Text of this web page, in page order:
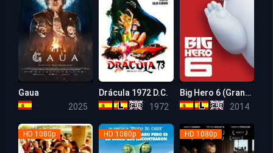
Gaua
2025
Drácula 1972 D.C.
1972
Big Hero 6 (Grandes Héroes)
2014
HD 1080p HD 1080p HD 1080p